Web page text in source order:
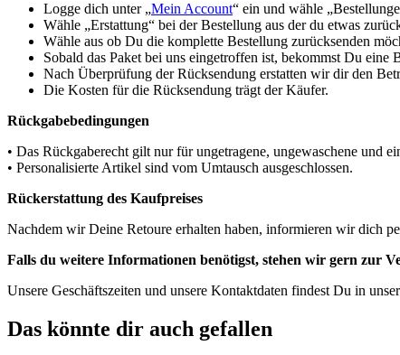
Logge dich unter „Mein Account“ ein und wähle
Wähle „Erstattung“ bei der Bestellung aus der du etwas
Wähle aus ob Du die komplette Bestellung zurücksenden
Sobald das Paket bei uns eingetroffen ist, bekommst Du eine
Nach Überprüfung der Rücksendung erstatten wir dir den
Die Kosten für die Rücksendung trägt der Käufer.
Rückgabebedingungen
• Das Rückgaberecht gilt nur für ungetragene, ungewaschene und
• Personalisierte Artikel sind vom Umtausch ausgeschlossen.
Rückerstattung des Kaufpreises
Nachdem wir Deine Retoure erhalten haben, informieren wir dich
Falls du weitere Informationen benötigst, stehen wir gern zur
Unsere Geschäftszeiten und unsere Kontaktdaten findest Du in
Das könnte dir auch gefallen